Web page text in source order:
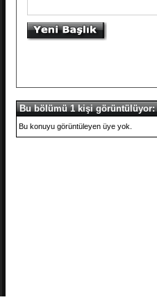
Bu bölümü 1 kişi görüntülüyor:
Bu konuyu görüntüleyen üye yok.